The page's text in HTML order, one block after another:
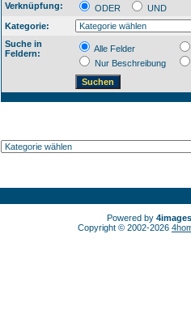
Verknüpfung: ODER
UND
Kategorie:
Suche in
Feldern:
Alle Felder
Nur Beschreibung
Powered by 4images
Copyright © 2002-2026